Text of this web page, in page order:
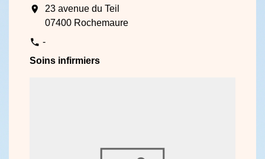
location_on
23 avenue du Teil
07400 Rochemaure
phone -
Soins infirmiers